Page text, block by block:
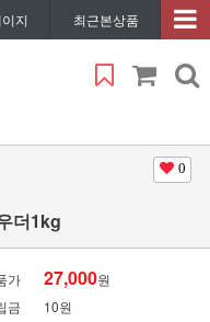
지 최근본상품
0
더1kg
가 27,000원
금
10원